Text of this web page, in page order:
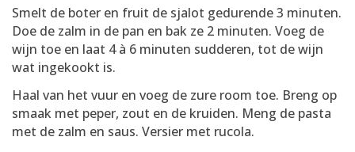
Smelt de boter en fruit de sjalot gedurende 3 minuten.
Doe de zalm in de pan en bak ze 2 minuten. Voeg de
wijn toe en laat 4 à 6 minuten sudderen, tot de wijn
wat ingekookt is.
Haal van het vuur en voeg de zure room toe. Breng op
smaak met peper, zout en de kruiden. Meng de pasta
met de zalm en saus. Versier met rucola.